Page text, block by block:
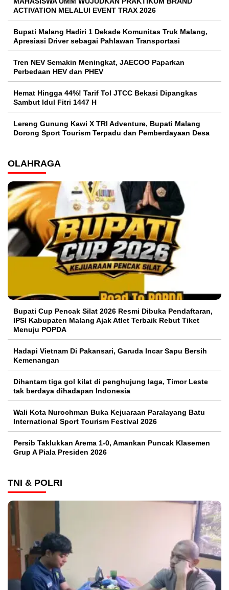
ACTIVATION MELALUI EVENT TRAX 2026
Bupati Malang Hadiri 1 Dekade Komunitas Truk Malang,
Apresiasi Driver sebagai Pahlawan Transportasi
Tren NEV Semakin Meningkat, JAECOO Paparkan
Perbedaan HEV dan PHEV
Hemat Hingga 44%! Tarif Tol JTCC Bekasi Dipangkas
Sambut Idul Fitri 1447 H
Lereng Gunung Kawi X TRI Adventure, Bupati Malang
Dorong Sport Tourism Terpadu dan Pemberdayaan Desa
OLAHRAGA
Bupati Cup Pencak Silat 2026 Resmi Dibuka Pendaftaran,
IPSI Kabupaten Malang Ajak Atlet Terbaik Rebut Tiket
Menuju POPDA
Hadapi Vietnam Di Pakansari, Garuda Incar Sapu Bersih
Kemenangan
Dihantam tiga gol kilat di penghujung laga, Timor Leste
tak berdaya dihadapan Indonesia
Wali Kota Nurochman Buka Kejuaraan Paralayang Batu
International Sport Tourism Festival 2026
Persib Taklukkan Arema 1-0, Amankan Puncak Klasemen
Grup A Piala Presiden 2026
TNI & POLRI